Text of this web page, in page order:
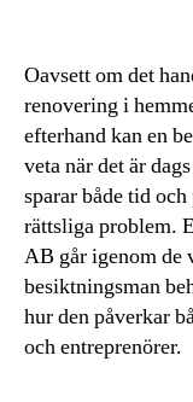
Oavsett om det
renovering i
efterhand kan en
veta när det är
sparar både tid
rättsliga problem.
AB går igenom de
besiktningsman
hur den påverkar
och entreprenörer.